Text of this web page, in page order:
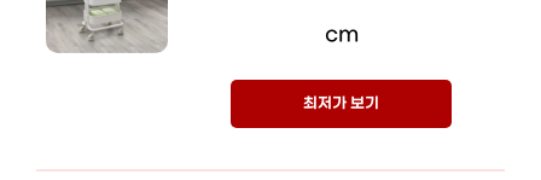
cm
최저가 보기